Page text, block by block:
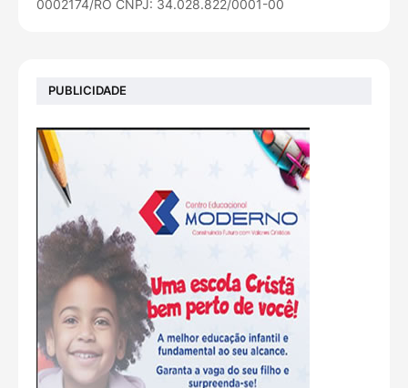
0002174/RO CNPJ: 34.028.822/0001-00
PUBLICIDADE